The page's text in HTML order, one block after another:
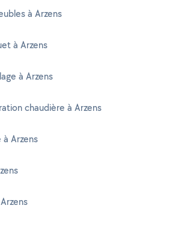
à Arzens
à Arzens
à Arzens
chaudière à Arzens
Arzens